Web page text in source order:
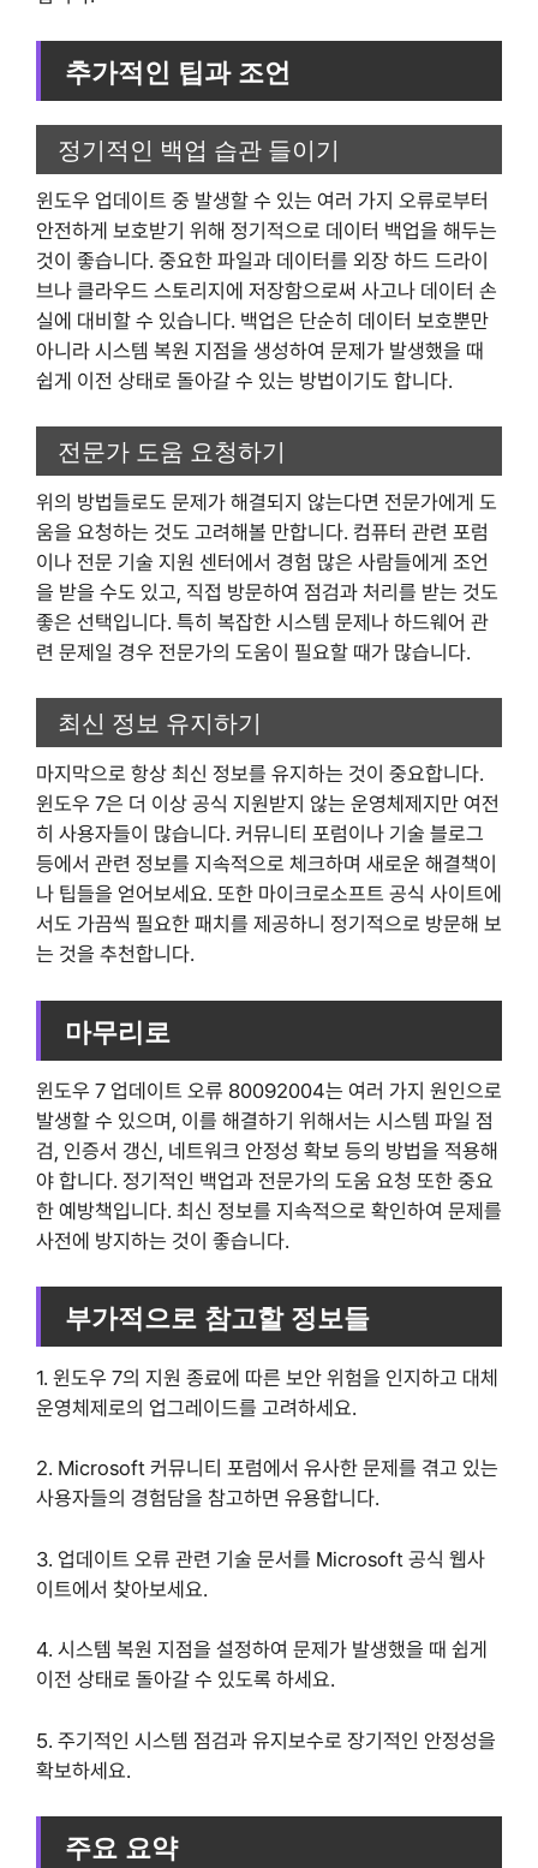
추가적인 팁과 조언
정기적인 백업 습관 들이기
윈도우 업데이트 중 발생할 수 있는 여러 가지 오류로부터
안전하게 보호받기 위해 정기적으로 데이터 백업을 해두는
것이 좋습니다. 중요한 파일과 데이터를 외장 하드 드라이
브나 클라우드 스토리지에 저장함으로써 사고나 데이터 손
실에 대비할 수 있습니다. 백업은 단순히 데이터 보호뿐만
아니라 시스템 복원 지점을 생성하여 문제가 발생했을 때
쉽게 이전 상태로 돌아갈 수 있는 방법이기도 합니다.
전문가 도움 요청하기
위의 방법들로도 문제가 해결되지 않는다면 전문가에게 도
움을 요청하는 것도 고려해볼 만합니다. 컴퓨터 관련 포럼
이나 전문 기술 지원 센터에서 경험 많은 사람들에게 조언
을 받을 수도 있고, 직접 방문하여 점검과 처리를 받는 것도
좋은 선택입니다. 특히 복잡한 시스템 문제나 하드웨어 관
련 문제일 경우 전문가의 도움이 필요할 때가 많습니다.
최신 정보 유지하기
마지막으로 항상 최신 정보를 유지하는 것이 중요합니다.
윈도우 7은 더 이상 공식 지원받지 않는 운영체제지만 여전
히 사용자들이 많습니다. 커뮤니티 포럼이나 기술 블로그
등에서 관련 정보를 지속적으로 체크하며 새로운 해결책이
나 팁들을 얻어보세요. 또한 마이크로소프트 공식 사이트에
서도 가끔씩 필요한 패치를 제공하니 정기적으로 방문해 보
는 것을 추천합니다.
마무리로
윈도우 7 업데이트 오류 80092004는 여러 가지 원인으로
발생할 수 있으며, 이를 해결하기 위해서는 시스템 파일 점
검, 인증서 갱신, 네트워크 안정성 확보 등의 방법을 적용해
야 합니다. 정기적인 백업과 전문가의 도움 요청 또한 중요
한 예방책입니다. 최신 정보를 지속적으로 확인하여 문제를
사전에 방지하는 것이 좋습니다.
부가적으로 참고할 정보들
1. 윈도우 7의 지원 종료에 따른 보안 위험을 인지하고 대체
운영체제로의 업그레이드를 고려하세요.
2. Microsoft 커뮤니티 포럼에서 유사한 문제를 겪고 있는
사용자들의 경험담을 참고하면 유용합니다.
3. 업데이트 오류 관련 기술 문서를 Microsoft 공식 웹사
이트에서 찾아보세요.
4. 시스템 복원 지점을 설정하여 문제가 발생했을 때 쉽게
이전 상태로 돌아갈 수 있도록 하세요.
5. 주기적인 시스템 점검과 유지보수로 장기적인 안정성을
확보하세요.
주요 요약